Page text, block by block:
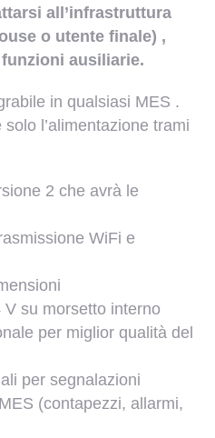
all’infrastruttura
o utente finale) ,
ausiliarie.
in qualsiasi MES .
l’alimentazione trami
2 che avrà le
WiFi e
su morsetto interno
per miglior qualità del
per segnalazioni
(contapezzi, allarmi,